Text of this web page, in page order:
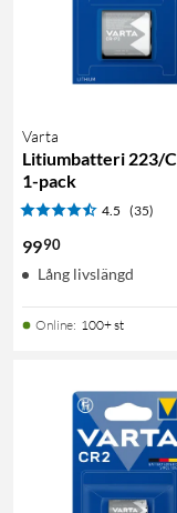
Varta
Litiumbatteri 223/
1-pack
4.5 (35)
9990
Lång livslängd
Online: 100+ st